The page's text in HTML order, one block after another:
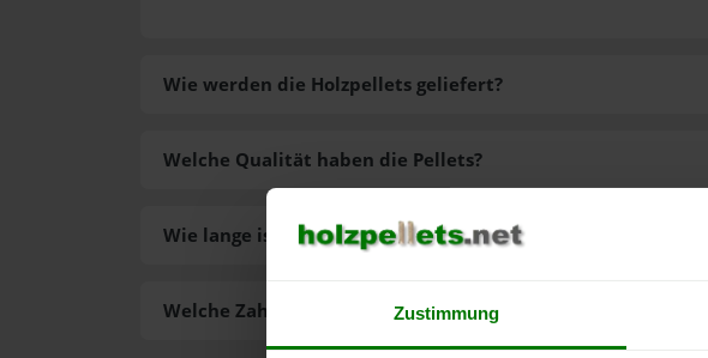
Zustimmung
Wie werden die Holzpellets geliefert?
Welche Zahlungsarten gibt es?
Welche Qualität haben die Pellets?
Wie lange ist die Lieferzeit der Pellets?